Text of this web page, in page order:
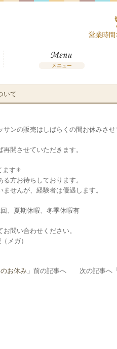
いて
サンの販売はしばらくの間お休みさ
開させていただきます。
ます✳︎
方お待ちしております。
せんが、経験者は優遇します。
、夏期休暇、冬季休暇有
問い合わせください。
メガ）
お休み」前の記事へ 次の記事へ